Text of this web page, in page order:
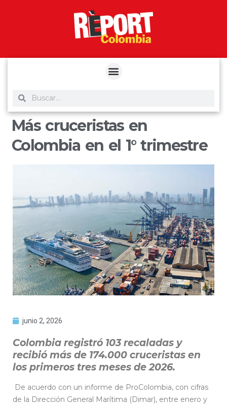
Más cruceristas en
Colombia en el 1° trimestre
junio 2, 2026
Colombia registró 103 recaladas y
recibió más de 174.000 cruceristas en
los primeros tres meses de 2026.
De acuerdo con un informe de ProColombia, con cifras
de la Dirección General Marítima (Dimar), entre enero y